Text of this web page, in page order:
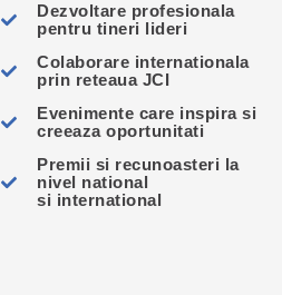
Dezvoltare profesionala
pentru tineri lideri
Colaborare internationala
prin reteaua JCI
Evenimente care inspira si
creeaza oportunitati
Premii si recunoasteri la
nivel national
si international